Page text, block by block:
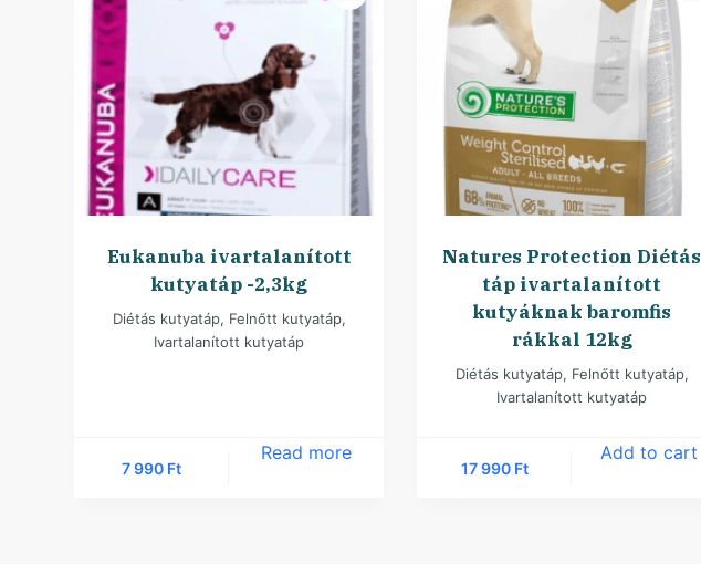
Eukanuba ivartalanított
kutyatáp -2,3kg
Diétás kutyatáp, Felnőtt kutyatáp,
Ivartalanított kutyatáp
7 990 Ft
Read more
Natures Protection Diétás
táp ivartalanított
kutyáknak baromfis
rákkal 12kg
Diétás kutyatáp, Felnőtt kutyatáp,
Ivartalanított kutyatáp
17 990 Ft
Add to cart